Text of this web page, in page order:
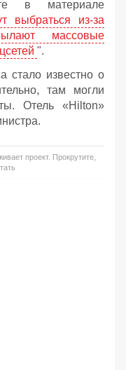
в материале
выбраться из-за
массовые
".
стало известно о
там могли
Отель «Hilton»
проект. Прокрутите,